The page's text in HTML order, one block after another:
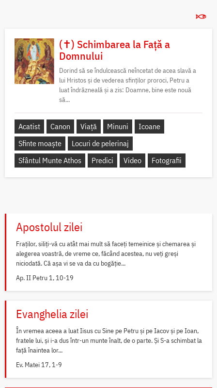
(✝) Schimbarea la Față a
Domnului
Dorind să se îndulcească neîncetat de acea slavă a
lui Hristos și de vederea sfinților proroci, Petru a
luat îndrăzneală și a zis: Doamne, bine este nouă
să...
Acatist Canon Viață Minuni
Icoane
Sfinte moaște
Locuri de pelerinaj
Sfântul Munte Athos
Predici Video Fotografii
Apostolul zilei
Fraților, siliți-vă cu atât mai mult să faceți temeinice și chemarea și
alegerea voastră, de vreme ce, făcând acestea, nu veți greși
niciodată. Că așa vi se va da cu bogăție...
Ap. II Petru 1, 10-19
Evanghelia zilei
În vremea aceea a luat Iisus cu Sine pe Petru și pe Iacov și pe Ioan,
fratele lui, și i-a dus într-un munte înalt, de o parte. Și S-a schimbat la
față înaintea lor...
Ev. Matei 17, 1-9